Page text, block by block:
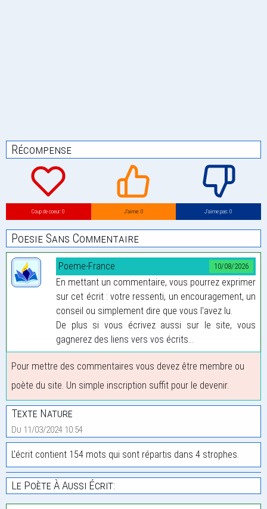
Récompense
Coup de coeur: 0 J’aime: 0 J’aime pas: 0
Poesie Sans Commentaire
10/08/2026
Poeme-France
En mettant un commentaire, vous pourrez exprimer
sur cet écrit : votre ressenti, un encouragement, un
conseil ou simplement dire que vous l'avez lu.
De plus si vous écrivez aussi sur le site, vous
gagnerez des liens vers vos écrits...
Pour mettre des commentaires vous devez être membre ou
poète du site. Un simple inscription suffit pour le devenir.
Texte Nature
Du 11/03/2024 10:54
L'écrit contient 154 mots qui sont répartis dans 4 strophes.
Le Poète À Aussi Écrit: